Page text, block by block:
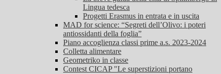
Lingua tedesca
Progetti Erasmus in entrata e in uscita
MAD for science: “Segreti dell’Olivo: i poteri
antiossidanti della foglia”
Piano accoglienza classi prime a.s. 2023-2024
Colletta alimentare
Geometriko in classe
Contest CICAP "Le superstizioni portano